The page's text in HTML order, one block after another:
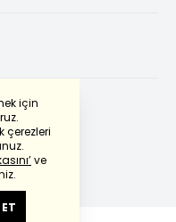
için
çerezleri
ve